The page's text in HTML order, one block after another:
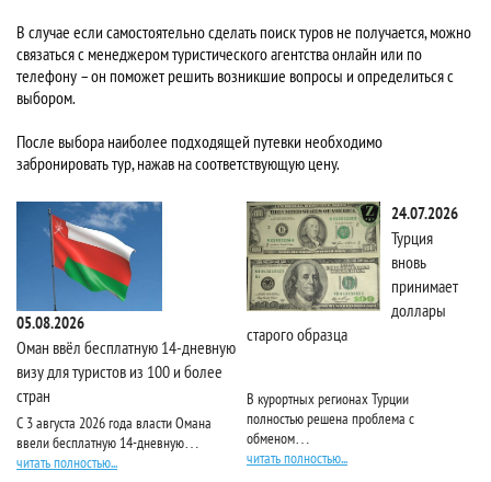
В случае если самостоятельно сделать поиск туров не получается, можно
связаться с менеджером туристического агентства онлайн или по
телефону – он поможет решить возникшие вопросы и определиться с
выбором.
После выбора наиболее подходящей путевки необходимо
забронировать тур, нажав на соответствующую цену.
05.08.2026
Оман ввёл бесплатную 14-дневную
визу для туристов из 100 и более
стран
С 3 августа 2026 года власти Омана
ввели бесплатную 14-дневную…
читать полностью...
24.07.2026
Турция
вновь
принимает
доллары
старого образца
В курортных регионах Турции
полностью решена проблема с
обменом…
читать полностью...